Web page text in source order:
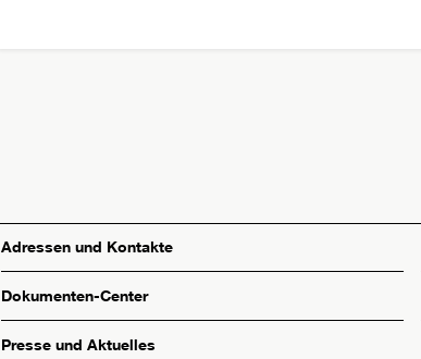
Adressen und Kontakte
Dokumenten-Center
Presse und Aktuelles